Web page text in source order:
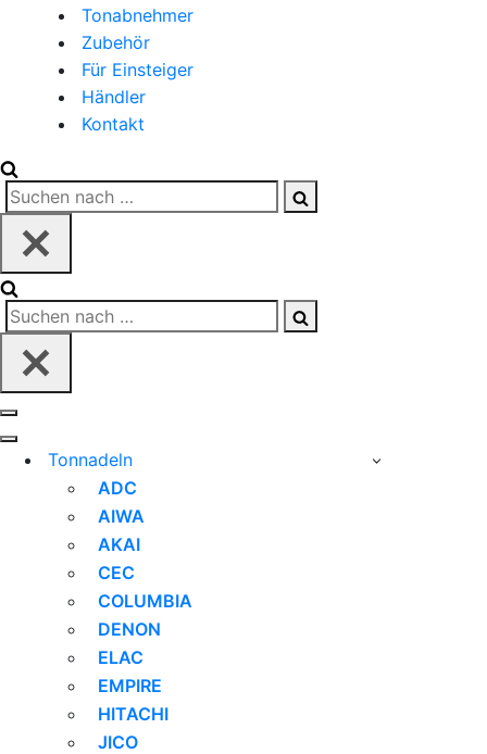
Tonabnehmer
Zubehör
Für Einsteiger
Händler
Kontakt
Suchen
nach …
Suchen
nach …
Navigationsmenü
Tonnadeln
ADC
AIWA
AKAI
CEC
COLUMBIA
DENON
ELAC
EMPIRE
HITACHI
JICO